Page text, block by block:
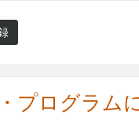
プログラム